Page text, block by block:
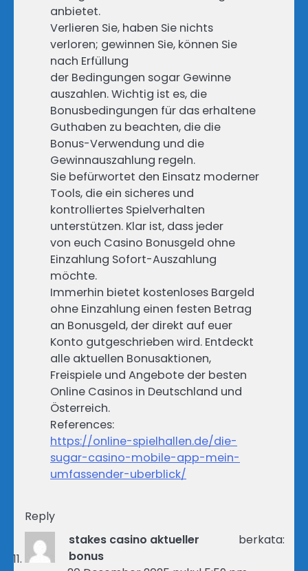
anbietet.
Verlieren Sie, haben Sie nichts
verloren; gewinnen Sie, können Sie
nach Erfüllung
der Bedingungen sogar Gewinne
auszahlen. Wichtig ist es, die
Bonusbedingungen für das erhaltene
Guthaben zu beachten, die die
Bonus-Verwendung und die
Gewinnauszahlung regeln.
Sie befürwortet den Einsatz moderner
Tools, die ein sicheres und
kontrolliertes Spielverhalten
unterstützen. Klar ist, dass jeder
von euch Casino Bonusgeld ohne
Einzahlung Sofort-Auszahlung
möchte.
Immerhin bietet kostenloses Bargeld
ohne Einzahlung einen festen Betrag
an Bonusgeld, der direkt auf euer
Konto gutgeschrieben wird. Entdeckt
alle aktuellen Bonusaktionen,
Freispiele und Angebote der besten
Online Casinos in Deutschland und
Österreich.
References:
https://online-spielhallen.de/die-
sugar-casino-mobile-app-mein-
umfassender-uberblick/
Reply
stakes casino aktueller
bonus
berkata: